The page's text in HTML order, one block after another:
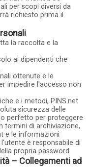
per scopi diversi da
richiesto prima il
la raccolta e la
ai dipendenti che
ottenute e le
impedire l'accesso non
e i metodi, PINS.net
sicurezza delle
perfetto per proteggere
termini di archiviazione,
e le informazioni
è responsabile di
propria password.
– Collegamenti ad